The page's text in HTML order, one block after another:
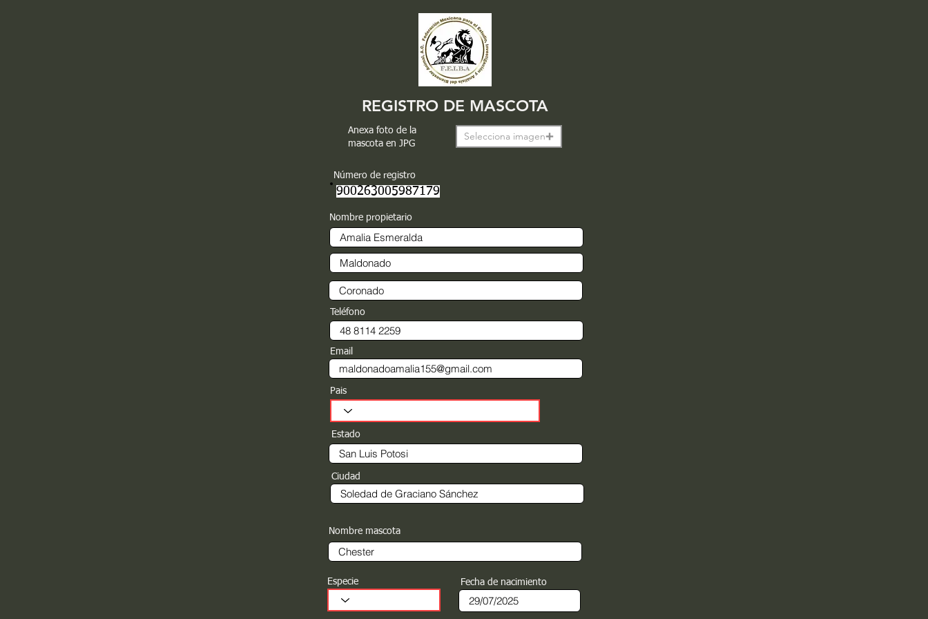
REGISTRO DE MASCOTA
Selecciona imagen
Anexa foto de la
mascota en JPG
Número de registro
900263005987179
Nombre propietario
Teléfono
Email
Pais
Estado
Ciudad
Nombre mascota
Especie Fecha de nacimiento